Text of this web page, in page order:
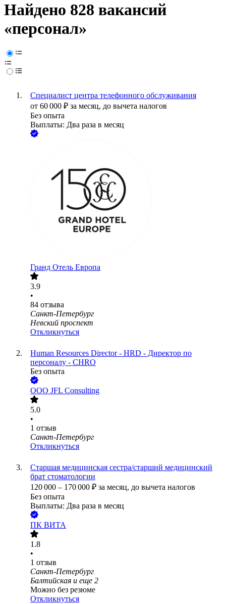
Найдено 828 вакансий
«персонал»
Специалист центра телефонного обслуживания
от 60 000 ₽ за месяц, до вычета налогов
Без опыта
Выплаты: Два раза в месяц
Гранд Отель Европа
3.9
•
84 отзыва
Санкт-Петербург
Невский проспект
Откликнуться
Human Resources Director - HRD - Директор по
персоналу - CHRO
Без опыта
ООО JFL Consulting
5.0
•
1 отзыв
Санкт-Петербург
Откликнуться
Старшая медицинская сестра/старший медицинский
брат стоматологии
120 000 – 170 000 ₽ за месяц, до вычета налогов
Без опыта
Выплаты: Два раза в месяц
ПК ВИТА
1.8
•
1 отзыв
Санкт-Петербург
Балтийская и еще 2
Можно без резюме
Откликнуться